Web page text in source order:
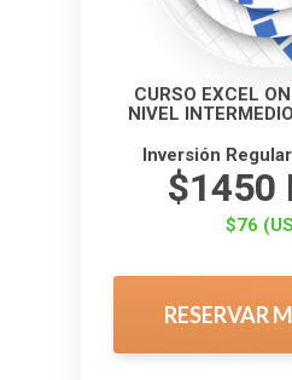
RESERVAR
$1450
Inversión
$76
CURSO EXCEL
NIVEL